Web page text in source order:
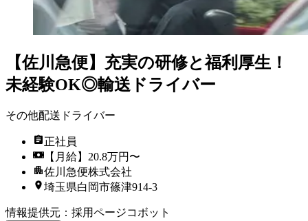
【佐川急便】充実の研修と福利厚生！
未経験OK◎輸送ドライバー
その他配送ドライバー
正社員
【月給】20.8万円〜
佐川急便株式会社
埼玉県白岡市篠津914-3
情報提供元 ： 採用ページコボット